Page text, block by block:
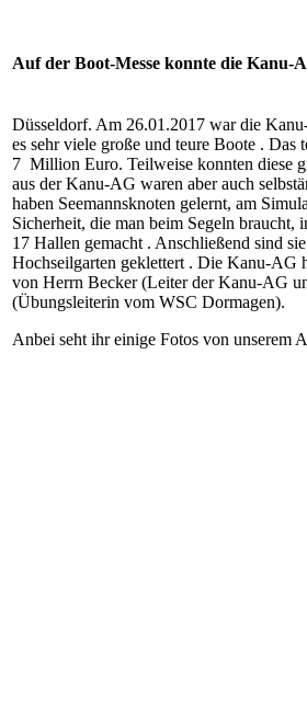
Auf der Boot-Messe konnte die Kanu-
Düsseldorf. Am 26.01.2017 war die
es sehr viele große und teure Boote . Das
7 Million Euro. Teilweise konnten diese
aus der Kanu-AG waren aber auch
haben Seemannsknoten gelernt, am
Sicherheit, die man beim Segeln
17 Hallen gemacht . Anschließend sind
Hochseilgarten geklettert . Die Kanu-AG
von Herrn Becker (Leiter der Kanu-AG
(Übungsleiterin vom WSC Dormagen).
Anbei seht ihr einige Fotos von unserem